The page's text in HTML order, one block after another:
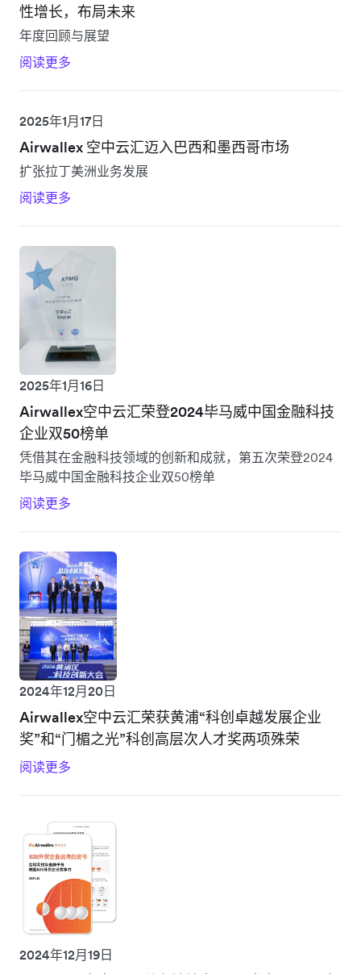
性增长，布局未来
年度回顾与展望
阅读更多
2025年1月17日
Airwallex 空中云汇迈入巴西和墨西哥市场
扩张拉丁美洲业务发展
阅读更多
2025年1月16日
Airwallex空中云汇荣登2024毕马威中国金融科技
企业双50榜单
凭借其在金融科技领域的创新和成就，第五次荣登2024
毕马威中国金融科技企业双50榜单
阅读更多
2024年12月20日
Airwallex空中云汇荣获黄浦“科创卓越发展企业
奖”和“门楣之光”科创高层次人才奖两项殊荣
阅读更多
2024年12月19日